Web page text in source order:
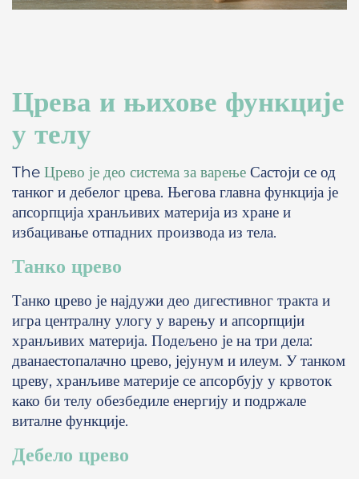
Црева и њихове функције
у телу
The Црево је део система за варење Састоји се од
танког и дебелог црева. Његова главна функција је
апсорпција хранљивих материја из хране и
избацивање отпадних производа из тела.
Танко црево
Танко црево је најдужи део дигестивног тракта и
игра централну улогу у варењу и апсорпцији
хранљивих материја. Подељено је на три дела:
дванаестопалачно црево, јејунум и илеум. У танком
цреву, хранљиве материје се апсорбују у крвоток
како би телу обезбедиле енергију и подржале
виталне функције.
Дебело црево